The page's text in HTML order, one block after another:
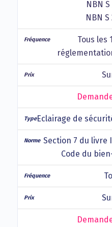
NBN S
NBN S
Tous les
Eclairage de
Section 7 du livre
Code du